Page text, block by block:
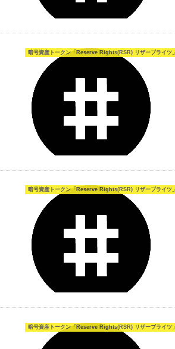
暗号資産トークン「Reserve Rights(RSR) リザーブライツ」
暗号資産トークン「Reserve Rights(RSR) リザーブライツ」
暗号資産トークン「Reserve Rights(RSR) リザーブライツ」